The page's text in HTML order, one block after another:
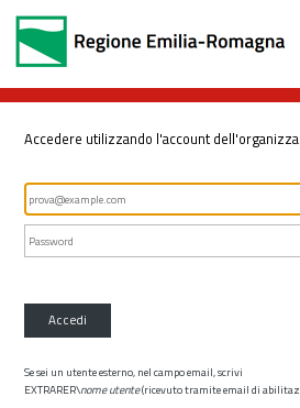
Accedere utilizzando l'account
Accedi
Se sei un utente esterno, nel campo email, scrivi
EXTRARER\nome utente(ricevuto tramite email di